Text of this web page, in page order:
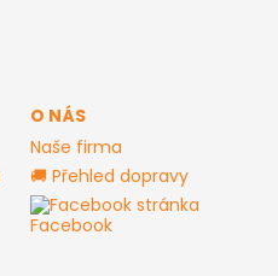
O NÁS
Naše firma
🚚 Přehled dopravy
Facebook stránka